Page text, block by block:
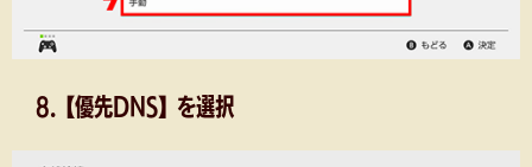
8.【優先DNS】を選択